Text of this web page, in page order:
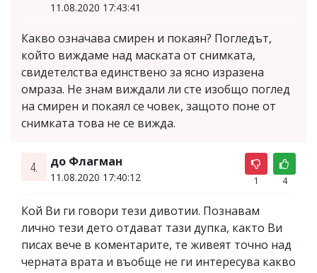
11.08.2020 17:43:41
Какво означава смирен и покаян? Погледът,
който виждаме над маската от снимката,
свидетелства единствено за ясно изразена
омраза. Не знам виждали ли сте изобщо поглед
на смирен и покаял се човек, защото поне от
снимката това не се вижда.
4. до Флагман
11.08.2020 17:40:12 1 4
Кой Ви ги говори тези дивотии. Познавам
лично тези дето отдават тази дупка, както Ви
писах вече в коментарите, те живеят точно над
черната врата и въобще не ги интересува какво